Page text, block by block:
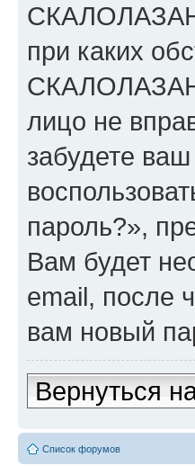
при каких
лицо не
забудете
пароль?»,
Вам будет
email, после
вам новый
Вернуться
Список форумов